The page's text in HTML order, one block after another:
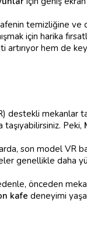
temizliğine ve
için harika
artırıyor hem de
destekli mekanlar
Peki,
son model VR
genellikle daha
önceden
kafe deneyimi